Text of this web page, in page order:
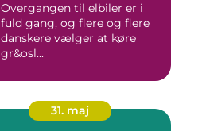
Overgangen til elbiler er i
fuld gang, og flere og flere
danskere vælger at køre
gr&osl...
31. maj